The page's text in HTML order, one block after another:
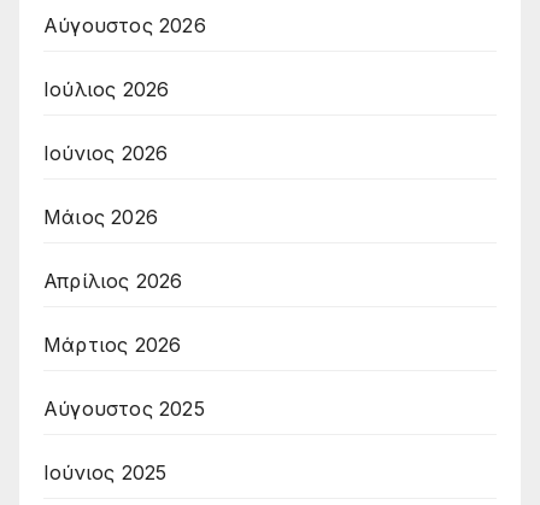
Αύγουστος 2026
Ιούλιος 2026
Ιούνιος 2026
Μάιος 2026
Απρίλιος 2026
Μάρτιος 2026
Αύγουστος 2025
Ιούνιος 2025